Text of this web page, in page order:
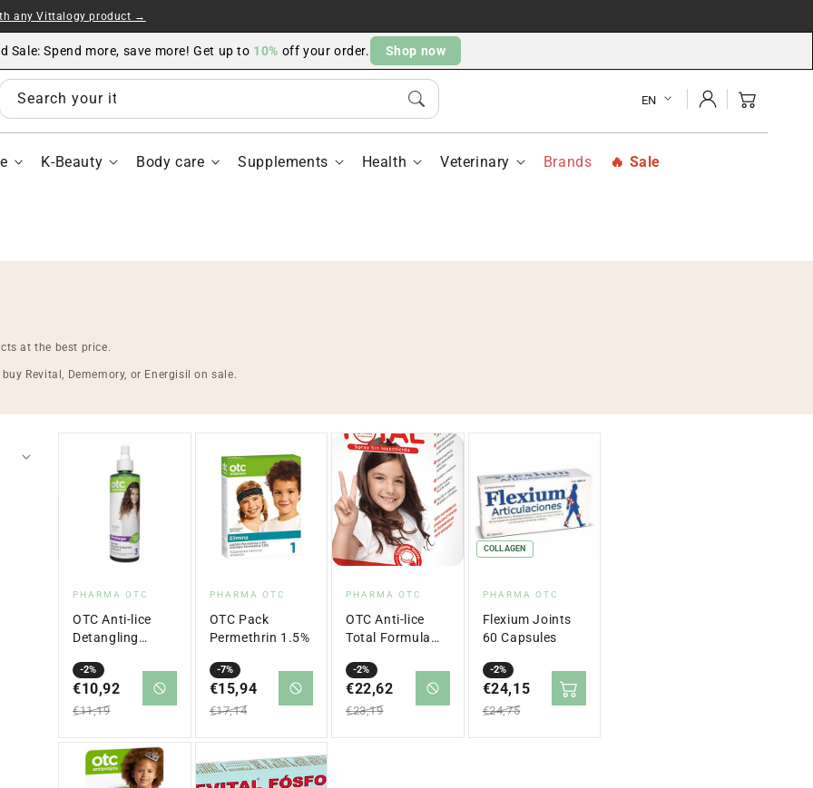
any Vittalogy product →
Sale: Spend more, save more! Get up to 10% off your order. Shop now
Search your items...
K-Beauty Body care Supplements Health Veterinary Brands Sale
EN
Log
in
Cart
at the best price.
Revital, Dememory, or Energisil on sale.
Vendor:
PHARMA OTC
OTC Anti-lice
Detangling
-2%
Sale
price
€10,92
Regular
price
€11,19
Vendor:
PHARMA OTC
OTC Pack
Permethrin 1.5%
-7%
Sale
price
€15,94
Regular
price
€17,14
Vendor:
PHARMA OTC
OTC Anti-lice
Total Formula
-2%
Sale
price
€22,62
Regular
price
€23,19
COLLAGEN
Vendor:
PHARMA OTC
Flexium Joints
60 Capsules
-2%
Sale
price
€24,15
Regular
price
€24,75